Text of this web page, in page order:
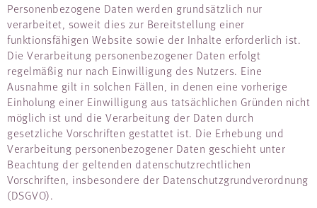
Personenbezogene Daten werden grundsätzlich nur
verarbeitet, soweit dies zur Bereitstellung einer
funktionsfähigen Website sowie der Inhalte erforderlich ist.
Die Verarbeitung personenbezogener Daten erfolgt
regelmäßig nur nach Einwilligung des Nutzers. Eine
Ausnahme gilt in solchen Fällen, in denen eine vorherige
Einholung einer Einwilligung aus tatsächlichen Gründen nicht
möglich ist und die Verarbeitung der Daten durch
gesetzliche Vorschriften gestattet ist. Die Erhebung und
Verarbeitung personenbezogener Daten geschieht unter
Beachtung der geltenden datenschutzrechtlichen
Vorschriften, insbesondere der Datenschutzgrundverordnung
(DSGVO).